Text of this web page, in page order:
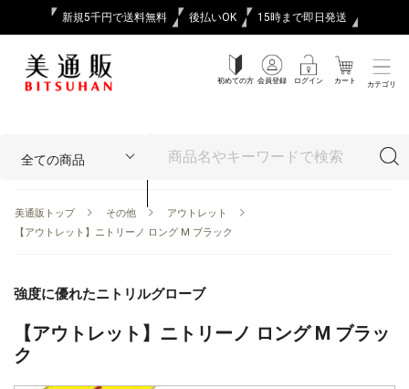
新規5千円で送料無料 後払いOK 15時まで即日発送
初めての方 会員登録 ログイン カート カテゴリ
美通販トップ その他
アウトレット
【アウトレット】ニトリーノ ロング M ブラック
強度に優れたニトリルグローブ
【アウトレット】ニトリーノ ロング M ブラッ
ク